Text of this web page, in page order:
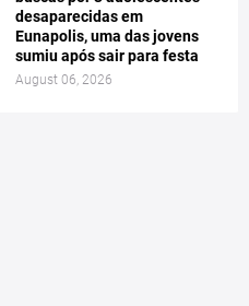
desaparecidas em
Eunapolis, uma das jovens
sumiu após sair para festa
August 06, 2026